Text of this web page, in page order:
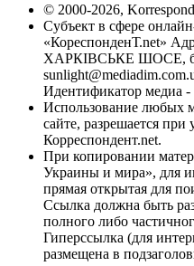
© 2000-2026,
Субъект в сфере
«КореспонденТ.net»
ХАРКІВСЬКЕ ШОСЕ,
Идентификатор медиа -
Использование любых
сайте, разрешается
Корреспондент.net.
При копировании
Украины и мира», для
прямая открытая для
Ссылка должна быть
полного либо
Гиперссылка (для
размещена в